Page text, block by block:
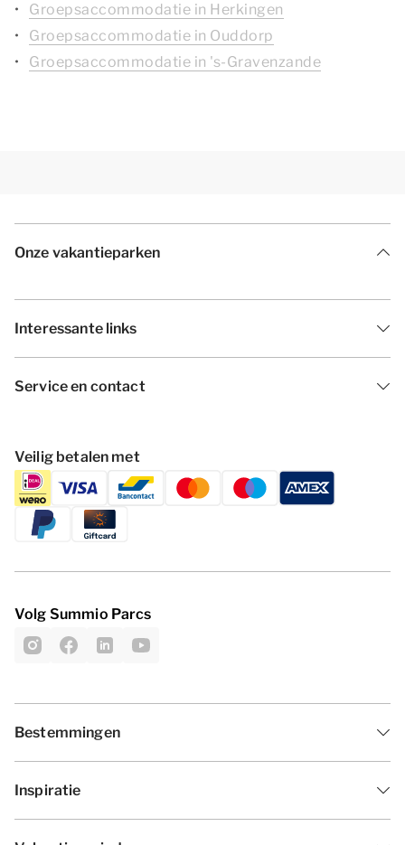
Groepsaccommodatie in Herkingen
Groepsaccommodatie in Ouddorp
Groepsaccommodatie in 's-Gravenzande
Onze vakantieparken
Interessante links
Service en contact
Veilig betalen met
Volg Summio Parcs
Bestemmingen
Inspiratie